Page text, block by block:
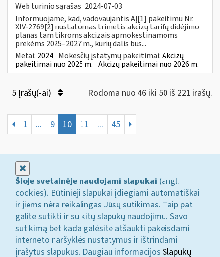
Web turinio sąrašas 2024-07-03
Informuojame, kad, vadovaujantis AĮ[1] pakeitimu Nr.
XIV-2769[2] nustatomas trimetis akcizų tarifų didėjimo
planas tam tikroms akcizais apmokestinamoms
prekėms 2025–2027 m., kurių dalis bus...
Metai: 2024 Mokesčių įstatymų pakeitimai:Akcizų
pakeitimai nuo 2025 m. Akcizų pakeitimai nuo 2026 m.
5 Įrašų(-ai) Rodoma nuo 46 iki 50 iš 221 irašų.
1 ... 9 10 11 ... 45
Šioje svetainėje naudojami slapukai (angl.
cookies). Būtinieji slapukai įdiegiami automatiškai
ir jiems nėra reikalingas Jūsų sutikimas. Taip pat
galite sutikti ir su kitų slapukų naudojimu. Savo
sutikimą bet kada galėsite atšaukti pakeisdami
interneto naršyklės nustatymus ir ištrindami
įrašytus slapukus. Daugiau informacijos Slapukų